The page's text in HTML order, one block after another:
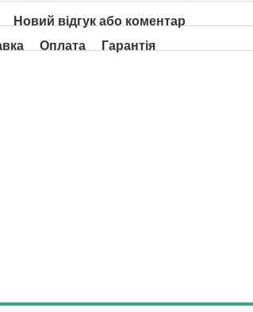
Новий відгук або коментар
Оплата Гарантія